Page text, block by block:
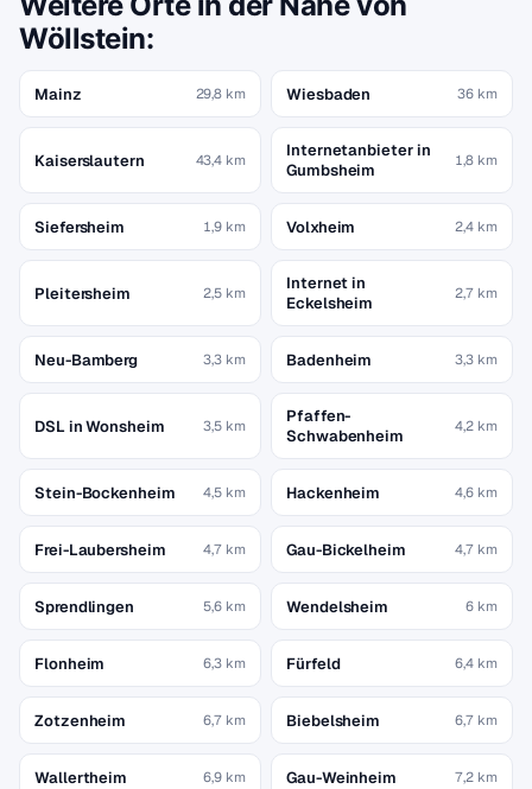
Wöllstein:
Mainz 29,8 km Wiesbaden 36 km
Kaiserslautern 43,4 km
Internetanbieter in
Gumbsheim
1,8 km
Siefersheim 1,9 km Volxheim 2,4 km
Pleitersheim 2,5 km
Internet in
Eckelsheim
2,7 km
Neu-Bamberg 3,3 km Badenheim 3,3 km
DSL in Wonsheim 3,5 km
Pfaffen-
Schwabenheim
4,2 km
Stein-Bockenheim 4,5 km Hackenheim 4,6 km
Frei-Laubersheim 4,7 km Gau-Bickelheim 4,7 km
Sprendlingen 5,6 km Wendelsheim 6 km
Flonheim 6,3 km Fürfeld 6,4 km
Zotzenheim 6,7 km Biebelsheim 6,7 km
Wallertheim 6,9 km Gau-Weinheim 7,2 km